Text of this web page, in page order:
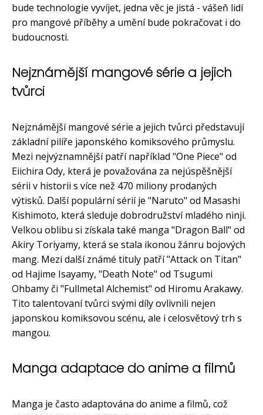
bude technologie vyvíjet, jedna věc je jistá - vášeň lidí
pro mangové příběhy a umění bude pokračovat i do
budoucnosti.
Nejznámější mangové série a jejich
tvůrci
Nejznámější mangové série a jejich tvůrci představují
základní pilíře japonského komiksového průmyslu.
Mezi nejvýznamnější patří například "One Piece" od
Eiichira Ody, která je považována za nejúspěšnější
sérii v historii s více než 470 miliony prodaných
výtisků. Další populární sérií je "Naruto" od Masashi
Kishimoto, která sleduje dobrodružství mladého ninji.
Velkou oblibu si získala také manga "Dragon Ball" od
Akiry Toriyamy, která se stala ikonou žánru bojových
mang. Mezi další známé tituly patří "Attack on Titan"
od Hajime Isayamy, "Death Note" od Tsugumi
Ohbamy či "Fullmetal Alchemist" od Hiromu Arakawy.
Tito talentovaní tvůrci svými díly ovlivnili nejen
japonskou komiksovou scénu, ale i celosvětový trh s
mangou.
Manga adaptace do anime a filmů
Manga je často adaptována do anime a filmů, což